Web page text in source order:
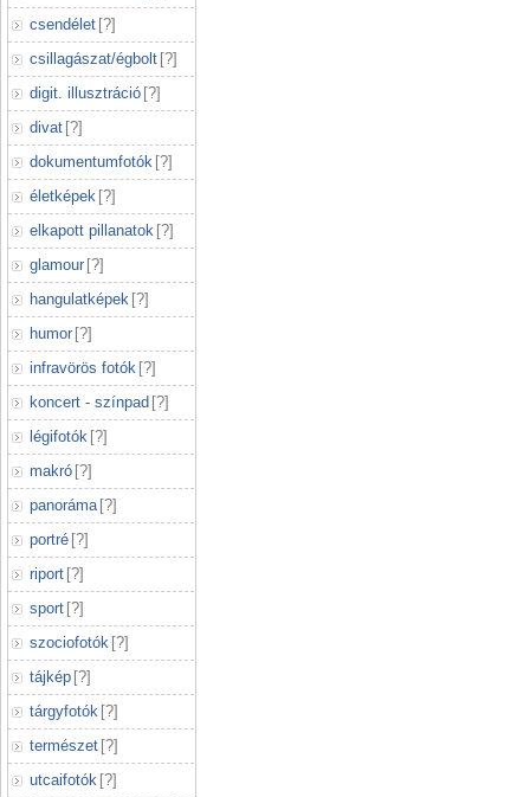
csendélet [?]
csillagászat/égbolt [?]
digit. illusztráció [?]
divat [?]
dokumentumfotók [?]
életképek [?]
elkapott pillanatok [?]
glamour [?]
hangulatképek [?]
humor [?]
infravörös fotók [?]
koncert - színpad [?]
légifotók [?]
makró [?]
panoráma [?]
portré [?]
riport [?]
sport [?]
szociofotók [?]
tájkép [?]
tárgyfotók [?]
természet [?]
utcaifotók [?]